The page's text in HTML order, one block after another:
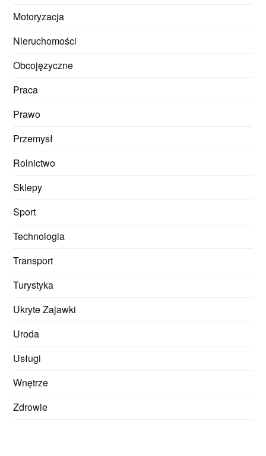
Motoryzacja
Nieruchomości
Obcojęzyczne
Praca
Prawo
Przemysł
Rolnictwo
Sklepy
Sport
Technologia
Transport
Turystyka
Ukryte Zajawki
Uroda
Usługi
Wnętrze
Zdrowie